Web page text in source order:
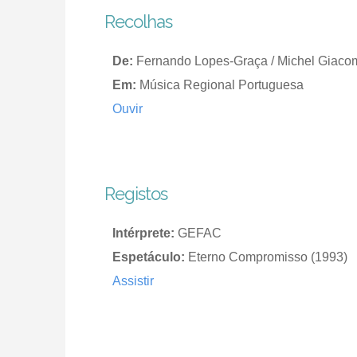
Recolhas
De: Fernando Lopes-Graça / Michel
Em: Música Regional Portuguesa
Ouvir
Registos
Intérprete: GEFAC
Espetáculo: Eterno Compromisso (1993)
Assistir